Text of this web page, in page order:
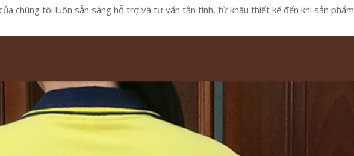
chúng tôi luôn sẵn sàng hỗ trợ và tư vấn tận tình, từ khâu thiết kế đến khi sản phẩm